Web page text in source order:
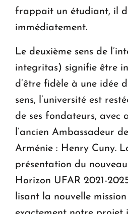
frappait un étudiant, il
immédiatement.
Le deuxième sens de
integritas) signifie être
d’être fidèle à une idée
sens, l’université est
de ses fondateurs, avec
l’ancien Ambassadeur
Arménie : Henry Cuny.
présentation du
Horizon UFAR 2021-
lisant la nouvelle mission